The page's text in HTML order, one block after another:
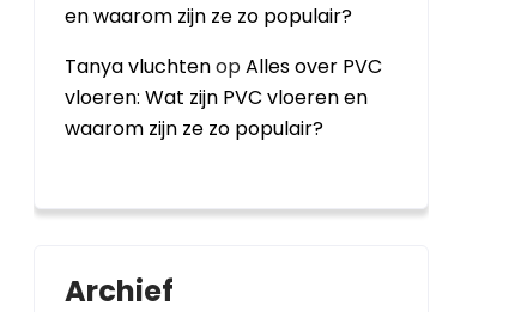
en waarom zijn ze zo populair?
Tanya vluchtenopAlles over PVC
vloeren: Wat zijn PVC vloeren en
waarom zijn ze zo populair?
Archief